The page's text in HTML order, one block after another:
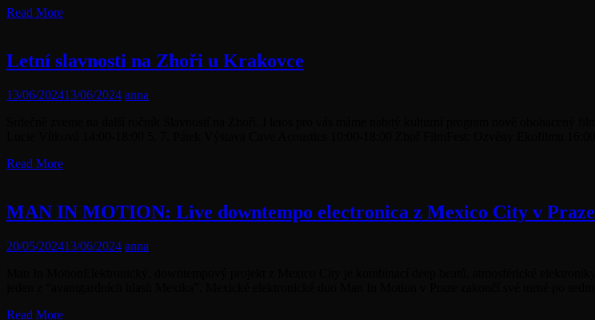
Read More
Letní slavnosti na Zhoři u Krakovce
13/06/202413/06/2024 anna
Read More
MAN IN MOTION: Live downtempo electronica z Mexico City v Praze
20/05/202413/06/2024 anna
Read More